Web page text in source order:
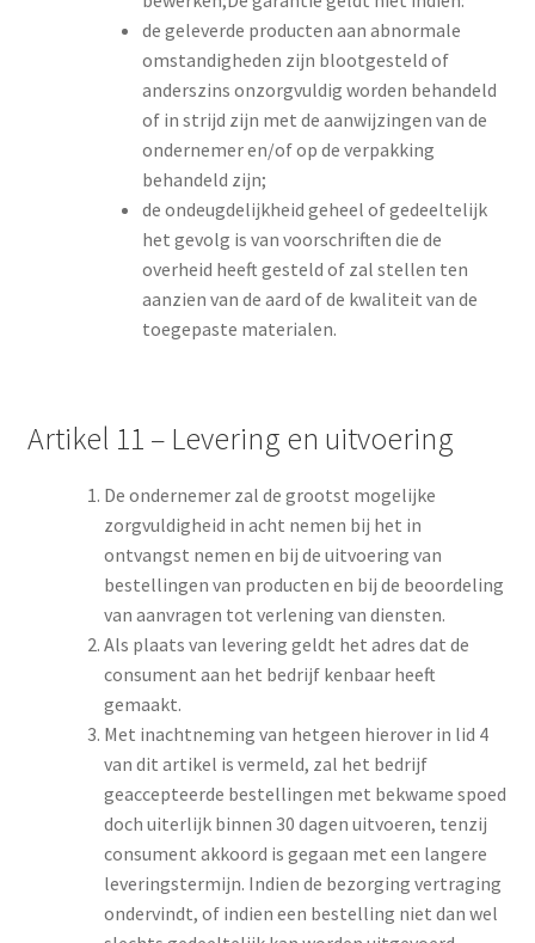
de geleverde producten aan abnormale
omstandigheden zijn blootgesteld of
anderszins onzorgvuldig worden behandeld
of in strijd zijn met de aanwijzingen van de
ondernemer en/of op de verpakking
behandeld zijn;
de ondeugdelijkheid geheel of gedeeltelijk
het gevolg is van voorschriften die de
overheid heeft gesteld of zal stellen ten
aanzien van de aard of de kwaliteit van de
toegepaste materialen.
Artikel 11 – Levering en uitvoering
De ondernemer zal de grootst mogelijke
zorgvuldigheid in acht nemen bij het in
ontvangst nemen en bij de uitvoering van
bestellingen van producten en bij de beoordeling
van aanvragen tot verlening van diensten.
Als plaats van levering geldt het adres dat de
consument aan het bedrijf kenbaar heeft
gemaakt.
Met inachtneming van hetgeen hierover in lid 4
van dit artikel is vermeld, zal het bedrijf
geaccepteerde bestellingen met bekwame spoed
doch uiterlijk binnen 30 dagen uitvoeren, tenzij
consument akkoord is gegaan met een langere
leveringstermijn. Indien de bezorging vertraging
ondervindt, of indien een bestelling niet dan wel